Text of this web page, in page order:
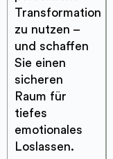
Transformation
zu nutzen –
und schaffen
Sie einen
sicheren
Raum für
tiefes
emotionales
Loslassen.